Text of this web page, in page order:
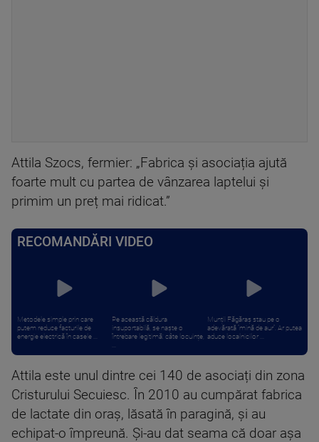
Attila Szocs, fermier: „Fabrica și asociația ajută
foarte mult cu partea de vânzarea laptelui și
primim un preț mai ridicat.”
RECOMANDĂRI VIDEO
Metodele simple prin care
putem reduce facturile de
energie electrică în casele ...
Pe această căldura
insuportabilă, se naște o
întrebare legitimă: câte locuințe,
Munții Făgăraș stau pe o
adevărată “mină de aur”. Ar putea
aduce localnicilor ...
Attila este unul dintre cei 140 de asociați din zona
Cristurului Secuiesc. În 2010 au cumpărat fabrica
de lactate din oraș, lăsată în paragină, și au
echipat-o împreună. Și-au dat seama că doar așa